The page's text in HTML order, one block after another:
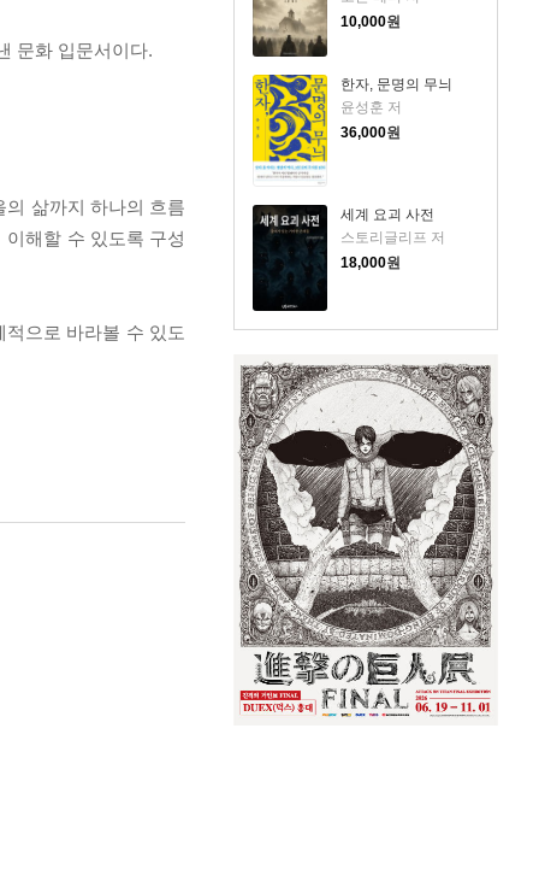
10,000원
한자, 문명의 무늬
윤성훈 저
36,000원
세계 요괴 사전
스토리글리프 저
18,000원
문화 입문서이다.
삶까지 하나의 흐름
이해할 수 있도록 구성
으로 바라볼 수 있도